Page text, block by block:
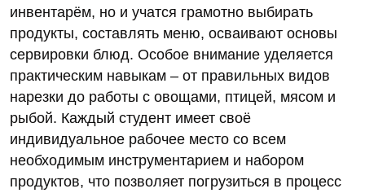
инвентарём, но и учатся грамотно выбирать
продукты, составлять меню, осваивают основы
сервировки блюд. Особое внимание уделяется
практическим навыкам – от правильных видов
нарезки до работы с овощами, птицей, мясом и
рыбой. Каждый студент имеет своё
индивидуальное рабочее место со всем
необходимым инструментарием и набором
продуктов, что позволяет погрузиться в процесс